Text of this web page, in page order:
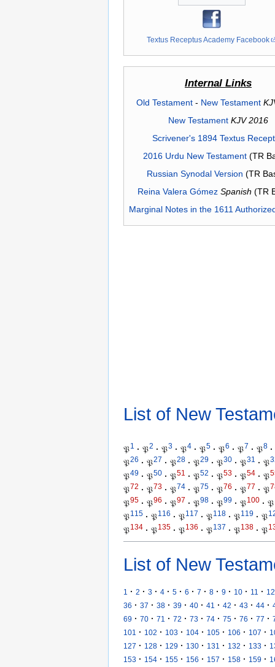
Textus Receptus Academy Facebook
Internal Links
Old Testament- New Testament
New Testament KJV 2016
Scrivener's 1894 Textus
2016 Urdu New Testament(TR
Russian Synodal Version (TR
Reina Valera Gómez Spanish (TR
Marginal Notes in the 1611
List of New
𝔓1 · 𝔓2 · 𝔓3 · 𝔓4 · 𝔓5 · 𝔓6 · 𝔓7 · 𝔓8 ·
𝔓26 · 𝔓27 · 𝔓28 · 𝔓29 · 𝔓30 · 𝔓31 · 𝔓
𝔓49 · 𝔓50 · 𝔓51 · 𝔓52 · 𝔓53 · 𝔓54 · 𝔓
𝔓72 · 𝔓73 · 𝔓74 · 𝔓75 · 𝔓76 · 𝔓77 · 𝔓
𝔓95 · 𝔓96 · 𝔓97 · 𝔓98 · 𝔓99 · 𝔓100 · 𝔓
𝔓115 · 𝔓116 · 𝔓117 · 𝔓118 · 𝔓119 · 𝔓
𝔓134 · 𝔓135 · 𝔓136 · 𝔓137 · 𝔓138 · 𝔓
List of New
1 · 2 · 3 · 4 · 5 · 6 · 7 · 8 · 9 · 10 · 11 · 12
36 · 37 · 38 · 39 · 40 · 41 · 42 · 43 · 44 ·
69 · 70 · 71 · 72 · 73 · 74 · 75 · 76 · 77 ·
101
· 102 · 103 · 104 · 105 · 106 · 107 ·
127 · 128 · 129 · 130 · 131 · 132 · 133 ·
153 · 154 · 155 · 156 · 157 · 158 · 159 ·